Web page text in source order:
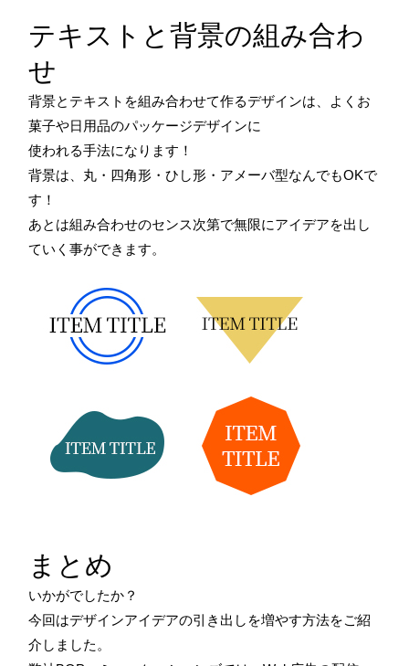
テキストと背景の組み合わ
せ
背景とテキストを組み合わせて作るデザインは、よくお
菓子や日用品のパッケージデザインに
使われる手法になります！
背景は、丸・四角形・ひし形・アメーバ型なんでもOKで
す！
あとは組み合わせのセンス次第で無限にアイデアを出し
ていく事ができます。
まとめ
いかがでしたか？
今回はデザインアイデアの引き出しを増やす方法をご紹
介しました。